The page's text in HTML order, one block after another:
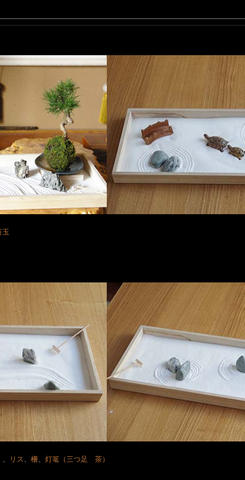
玉
、 リス、 柵、 灯篭（三つ足 茶）